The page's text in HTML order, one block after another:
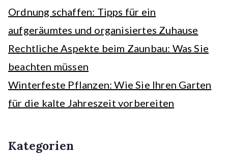
Ordnung schaffen: Tipps für ein
aufgeräumtes und organisiertes Zuhause
Rechtliche Aspekte beim Zaunbau: Was Sie
beachten müssen
Winterfeste Pflanzen: Wie Sie Ihren Garten
für die kalte Jahreszeit vorbereiten
Kategorien